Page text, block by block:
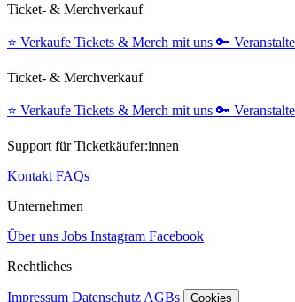
Ticket- & Merchverkauf
⭐️ Verkaufe Tickets & Merch mit uns 🔑
Ticket- & Merchverkauf
⭐️ Verkaufe Tickets & Merch mit uns 🔑
Support für Ticketkäufer:innen
Kontakt FAQs
Unternehmen
Über uns Jobs Instagram Facebook
Rechtliches
Impressum Datenschutz AGBs Cookies